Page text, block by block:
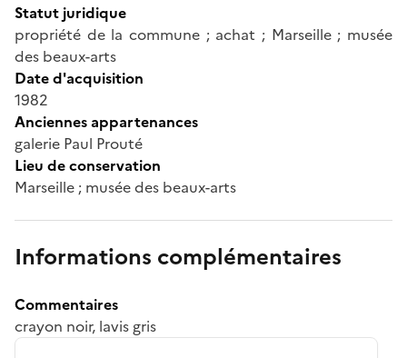
Statut juridique
propriété de la commune ; achat ; Marseille ; musée
des beaux-arts
Date d'acquisition
1982
Anciennes appartenances
galerie Paul Prouté
Lieu de conservation
Marseille ; musée des beaux-arts
Informations complémentaires
Commentaires
crayon noir, lavis gris